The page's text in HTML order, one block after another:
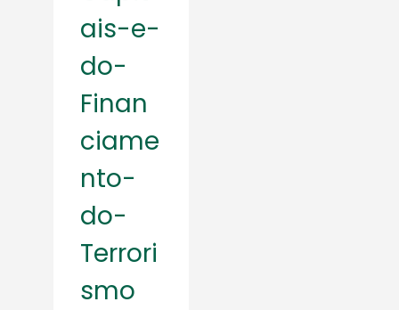
ais-e-
do-
Finan
ciame
nto-
do-
Terrori
smo